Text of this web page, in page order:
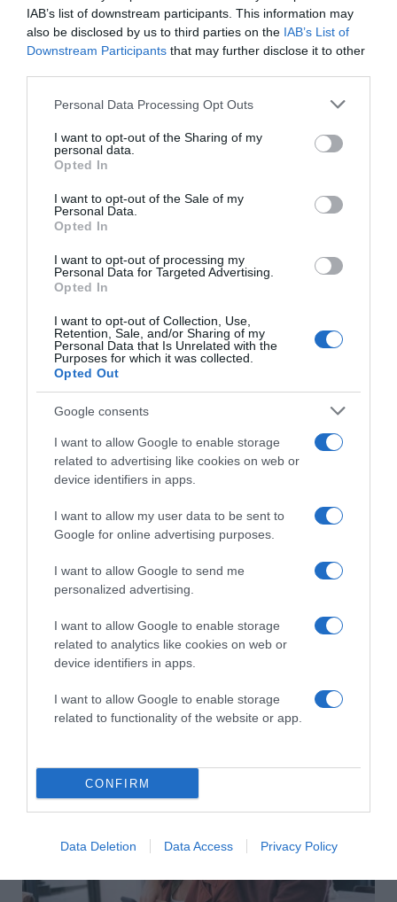
IAB’s list of downstream participants. This information may
also be disclosed by us to third parties on the IAB’s List of
Downstream Participants that may further disclose it to other
Please note that this website/app uses one or more Google
not limited to your visit or usage behaviour. You may click to
grant or deny consent to Google and its third-party tags to
use your data for below specified purposes in below Google
consent section.
Personal Data Processing Opt Outs
I want to opt-out of the Sharing of my
personal data.
Opted In
I want to opt-out of the Sale of my
Personal Data.
Opted In
I want to opt-out of processing my
Personal Data for Targeted Advertising.
Opted In
I want to opt-out of Collection, Use,
Retention, Sale, and/or Sharing of my
Personal Data that Is Unrelated with the
Purposes for which it was collected.
Opted Out
Google consents
I want to allow Google to enable storage
related to advertising like cookies on web or
device identifiers in apps.
I want to allow my user data to be sent to
Google for online advertising purposes.
I want to allow Google to send me
personalized advertising.
I want to allow Google to enable storage
related to analytics like cookies on web or
device identifiers in apps.
I want to allow Google to enable storage
related to functionality of the website or app.
CONFIRM
Data Deletion Data Access Privacy Policy
Bár Orosz Barbi most egyedül van, családja néha rá
szokott kérdezni a családalapításra. – Óriási harcaim
vannak a szüleimmel, akik unokát szeretnének, bár
titkon remélik, hogy ezt magam is megtapasztalom.
a 22 esztendősig. Empatikus vagyok, hamar megtaláltam
velük a közös hangot. Sőt, többet tanultam tőlük, mint az
apukáiktól – mondta a műsorvezető.
Forrás: Blikk
Barbara ,vallomás,férfiügy
Korábbi bejegyzések
HASONLÓ BEJEGYZÉSEK